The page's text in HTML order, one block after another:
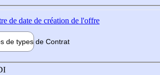
de date de création de l'offre
de types de Contrat